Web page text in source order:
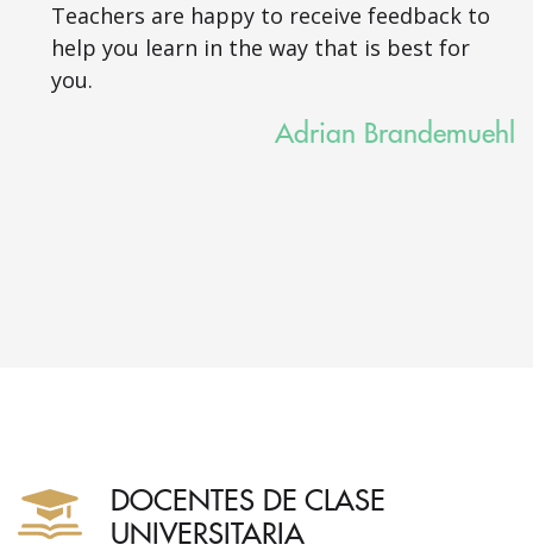
Teachers are happy to receive feedback to
help you learn in the way that is best for
you.
Adrian Brandemuehl
DOCENTES DE CLASE
UNIVERSITARIA